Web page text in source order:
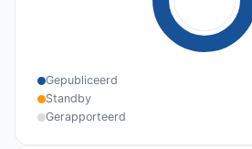
Gepubliceerd
Standby
Gerapporteerd